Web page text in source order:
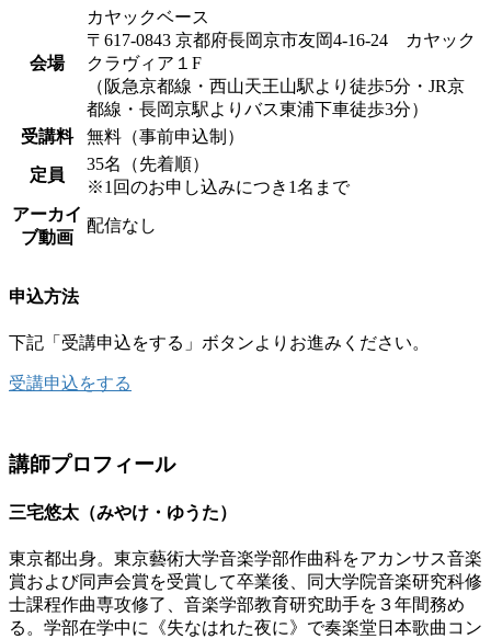
会場
カヤックベース
〒617-0843 京都府長岡京市友岡4-16-24 カヤック
クラヴィア１F
（阪急京都線・西山天王山駅より徒歩5分・JR京
都線・長岡京駅よりバス東浦下車徒歩3分）
受講料
無料（事前申込制）
定員
35名（先着順）
※1回のお申し込みにつき1名まで
アーカイ
ブ動画
配信なし
申込方法
下記「受講申込をする」ボタンよりお進みください。
受講申込をする
講師プロフィール
三宅悠太（みやけ・ゆうた）
東京都出身。東京藝術大学音楽学部作曲科をアカンサス音楽
賞および同声会賞を受賞して卒業後、同大学院音楽研究科修
士課程作曲専攻修了、音楽学部教育研究助手を３年間務め
る。学部在学中に《失なはれた夜に》で奏楽堂日本歌曲コン